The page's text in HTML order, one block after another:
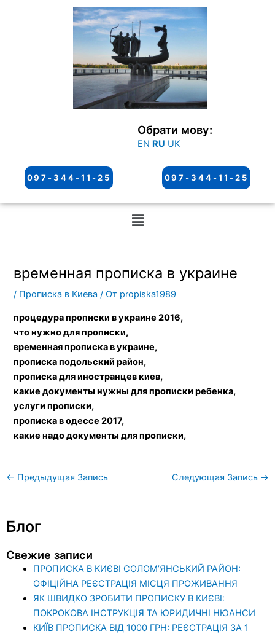
Обрати мову:
EN RU UK
097-344-11-25 097-344-11-25
Меню
временная прописка в украине
/ Прописка в Киева / От propiska1989
процедура прописки в украине 2016,
что нужно для прописки,
временная прописка в украине,
прописка подольский район,
прописка для иностранцев киев,
какие документы нужны для прописки ребенка,
услуги прописки,
прописка в одессе 2017,
какие надо документы для прописки,
← Предыдущая Запись Следующая Запись →
Блог
Свежие записи
ПРОПИСКА В КИЄВІ СОЛОМ’ЯНСЬКИЙ РАЙОН:
ОФІЦІЙНА РЕЄСТРАЦІЯ МІСЦЯ ПРОЖИВАННЯ
ЯК ШВИДКО ЗРОБИТИ ПРОПИСКУ В КИЄВІ:
ПОКРОКОВА ІНСТРУКЦІЯ ТА ЮРИДИЧНІ НЮАНСИ
КИЇВ ПРОПИСКА ВІД 1000 ГРН: РЕЄСТРАЦІЯ ЗА 1